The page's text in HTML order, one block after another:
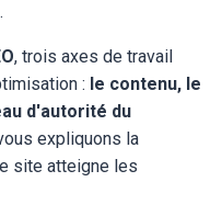
.
, trois axes de travail
: le contenu, le
d'autorité du
expliquons la
site atteigne les